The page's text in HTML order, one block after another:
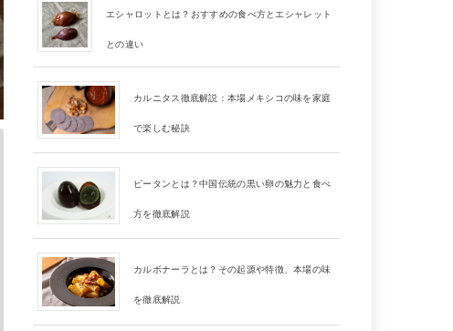
エシャロットとは？おすすめの食べ方とエシャレット
との違い
カルニタス徹底解説：本場メキシコの味を家庭
で楽しむ秘訣
ピータンとは？中国伝統の黒い卵の魅力と食べ
方を徹底解説
カルボナーラとは？その起源や特徴、本場の味
を徹底解説